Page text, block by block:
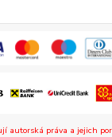
autorská práva a jejich